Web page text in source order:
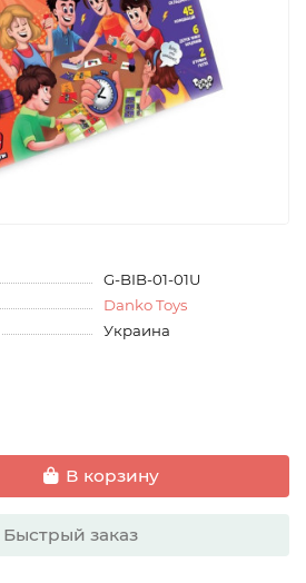
G-BIB-01-01U
Danko Toys
Украина
В корзину
Быстрый заказ